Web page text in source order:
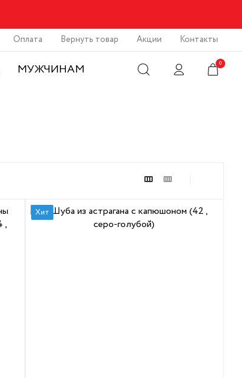
Оплата Вернуть товар Акции Контакты
МУЖЧИНАМ 0
Хит